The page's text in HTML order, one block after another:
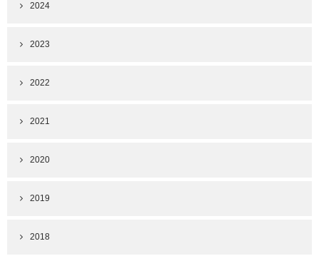
2024
2023
2022
2021
2020
2019
2018